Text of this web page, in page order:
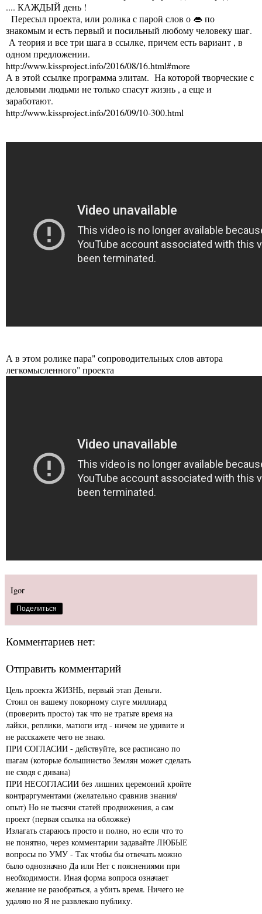
.... КАЖДЫЙ день !
Пересыл проекта, или ролика с парой слов о 👄 по
знакомым и есть первый и посильный любому человеку шаг.
А теория и все три шага в ссылке, причем есть вариант , в
одном предложении.
http://www.kissproject.info/2016/08/16.html#more
А в этой ссылке программа элитам. На которой творческие с
деловыми людьми не только спасут жизнь , а еще и
заработают.
http://www.kissproject.info/2016/09/10-300.html
А в этом ролике пара" сопроводительных слов автора
легкомысленного" проекта
Igor
Поделиться
Комментариев нет:
Отправить комментарий
Цель проекта ЖИЗНЬ, первый этап Деньги.
Стоил он вашему покорному слуге миллиард
(проверить просто) так что не тратьте время на
лайки, реплики, матюги итд - ничем не удивите и
не расскажете чего не знаю.
ПРИ СОГЛАСИИ - действуйте, все расписано по
шагам (которые большинство Землян может сделать
не сходя с дивана)
ПРИ НЕСОГЛАСИИ без лишних церемоний кройте
контраргументами (желательно сравнив знания/
опыт) Но не тысячи статей продвижения, а сам
проект (первая ссылка на обложке)
Излагать стараюсь просто и полно, но если что то
не понятно, через комментарии задавайте ЛЮБЫЕ
вопросы по УМУ - Так чтобы бы отвечать можно
было однозначно Да или Нет с пояснениями при
необходимости. Иная форма вопроса означает
желание не разобраться, а убить время. Ничего не
удаляю но Я не развлекаю публику.